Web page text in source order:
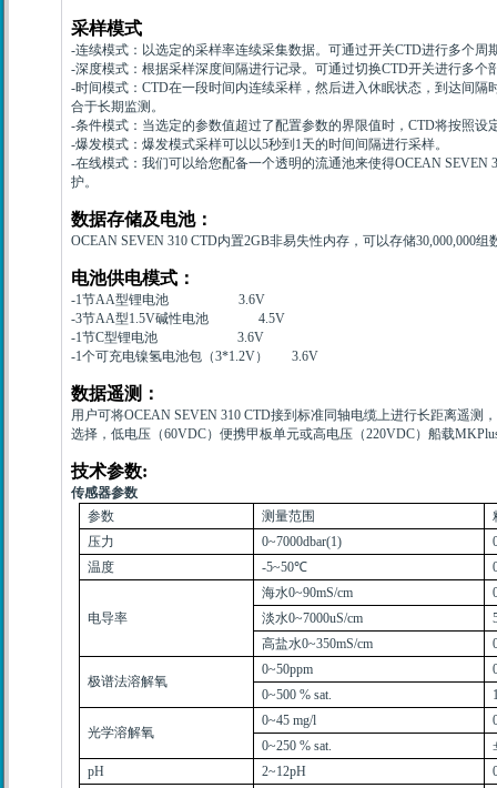
采样模式
-连续模式：以选定的采样率连续采集数据。可通过开关CTD进行多个周
-深度模式：根据采样深度间隔进行记录。可通过切换CTD开关进行多个
-时间模式： CTD在一段时间内连续采样，然后进入休眠状态，到达间隔
合于长期监测。
-条件模式：当选定的参数值超过了配置参数的界限值时， CTD将按照设
-爆发模式：爆发模式采样可以以5秒到 1天的时间间隔进行采样。
-在线模式：我们可以给您配备一个透明的流通池来使得OCEAN SEVEN
护。
数据存储及电池：
OCEAN SEVEN 310 CTD内置2GB非易失性内存，可以存储30,000,000组
电池供电模式：
-1节AA型锂电池
3.6V
-3节AA型1.5V碱性电池
4.5V
-1节C型锂电池
3.6V
-1个可充电镍氢电池包（3*1.2V） 3.6V
数据遥测：
用户可将OCEAN SEVEN 310 CTD接到标准同轴电缆上进行长距离遥测
选择，低电压（60VDC）便携甲板单元或高电压（220VDC）船载
技术参数:
传感器参数
参数
测量范围
压力
0~7000dbar(1)
温度
-5~50℃
电导率
海水0~90mS/cm
淡水0~7000uS/cm
高盐水0~350mS/cm
极谱法溶解氧
0~50ppm
0~500 % sat.
光学溶解氧
0~45 mg/l
0~250 % sat.
pH
2~12pH